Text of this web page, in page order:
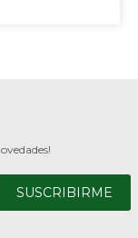
SUSCRIBIRME